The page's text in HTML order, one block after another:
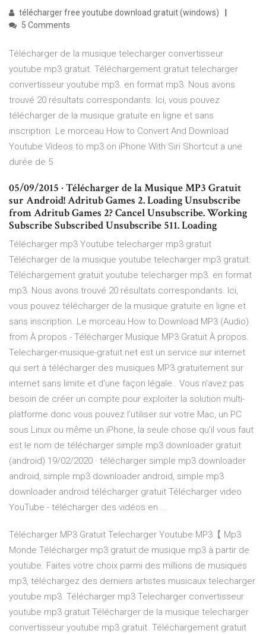
télécharger free youtube download gratuit (windows)
5 Comments
Télécharger de la musique telecharger convertisseur
youtube mp3 gratuit. Téléchargement gratuit telecharger
convertisseur youtube mp3. en format mp3. Nous avons
trouvé 20 résultats correspondants. Ici, vous pouvez
télécharger de la musique gratuite en ligne et sans
inscription. Le morceau How to Convert And Download
Youtube Videos to mp3 on iPhone With Siri Shortcut a une
durée de 5
05/09/2015 · Télécharger de la Musique MP3 Gratuit
sur Android! Adritub Games 2. Loading Unsubscribe
from Adritub Games 2? Cancel Unsubscribe. Working
Subscribe Subscribed Unsubscribe 511. Loading
Télécharger mp3 Youtube telecharger mp3 gratuit
Télécharger de la musique youtube telecharger mp3 gratuit.
Téléchargement gratuit youtube telecharger mp3. en format
mp3. Nous avons trouvé 20 résultats correspondants. Ici,
vous pouvez télécharger de la musique gratuite en ligne et
sans inscription. Le morceau How to Download MP3 (Audio)
from À propos - Télécharger Musique MP3 Gratuit À propos.
Telecharger-musique-gratuit.net est un service sur internet
qui sert à télécharger des musiques MP3 gratuitement sur
internet sans limite et d'une façon légale.. Vous n'avez pas
besoin de créer un compte pour exploiter la solution multi-
platforme donc vous pouvez l’utiliser sur votre Mac, un PC
sous Linux ou même un iPhone, la seule chose qu’il vous faut
est le nom de télécharger simple mp3 downloader gratuit
(android) 19/02/2020 · télécharger simple mp3 downloader
android, simple mp3 downloader android, simple mp3
downloader android télécharger gratuit Télécharger video
YouTube - télécharger des vidéos en ...
Télécharger MP3 Gratuit Telecharger Youtube MP3【 Mp3
Monde Télécharger mp3 gratuit de musique mp3 à partir de
youtube. Faites votre choix parmi des millions de musiques
mp3, téléchargez des derniers artistes musicaux telecharger
youtube mp3. Télécharger mp3 Telecharger convertisseur
youtube mp3 gratuit Télécharger de la musique telecharger
convertisseur youtube mp3 gratuit. Téléchargement gratuit